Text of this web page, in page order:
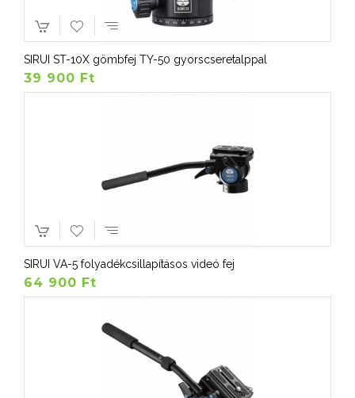
SIRUI ST-10X gömbfej TY-50 gyorscseretalppal
39 900 Ft
SIRUI VA-5 folyadékcsillapításos videó fej
64 900 Ft